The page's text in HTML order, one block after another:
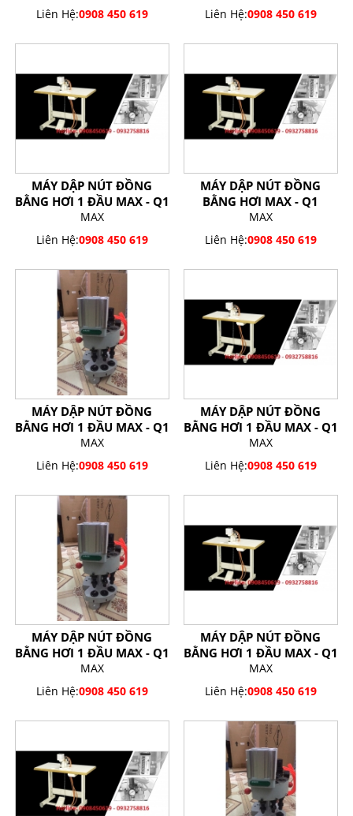
Liên Hệ:0908 450 619
Liên Hệ:0908 450 619
MÁY DẬP NÚT ĐỒNG
BẰNG HƠI 1 ĐẦU MAX - Q1
MAX
Liên Hệ:0908 450 619
MÁY DẬP NÚT ĐỒNG
BẰNG HƠI MAX - Q1
MAX
Liên Hệ:0908 450 619
MÁY DẬP NÚT ĐỒNG
BẰNG HƠI 1 ĐẦU MAX - Q1
MAX
Liên Hệ:0908 450 619
MÁY DẬP NÚT ĐỒNG
BẰNG HƠI 1 ĐẦU MAX - Q1
MAX
Liên Hệ:0908 450 619
MÁY DẬP NÚT ĐỒNG
BẰNG HƠI 1 ĐẦU MAX - Q1
MAX
Liên Hệ:0908 450 619
MÁY DẬP NÚT ĐỒNG
BẰNG HƠI 1 ĐẦU MAX - Q1
MAX
Liên Hệ:0908 450 619